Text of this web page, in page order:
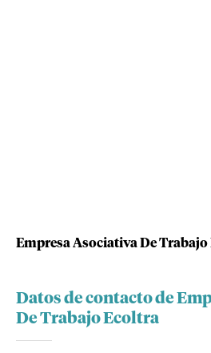
Empresa Asociativa De Trabajo
Datos de contacto de
De Trabajo Ecoltra